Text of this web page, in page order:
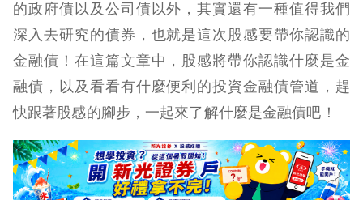
的政府債以及公司債以外，其實還有一種值得我們
深入去研究的債券，也就是這次股感要帶你認識的
金融債！在這篇文章中，股感將帶你認識什麼是金
融債，以及看看有什麼便利的投資金融債管道，趕
快跟著股感的腳步，一起來了解什麼是金融債吧！